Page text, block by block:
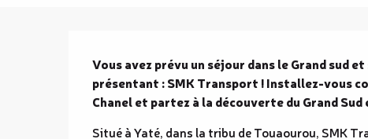
Description
Vous avez prévu un séjour dans le Grand sud
présentant : SMK Transport ! Installez-vous
Chanel et partez à la découverte du Grand
Situé à Yaté, dans la tribu de Touaourou, SMK